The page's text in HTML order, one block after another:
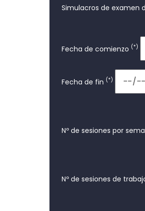
Simulacros de examen
Fecha de comienzo (*)
Fecha de fin (*)
Nº de sesiones por
Nº de sesiones de